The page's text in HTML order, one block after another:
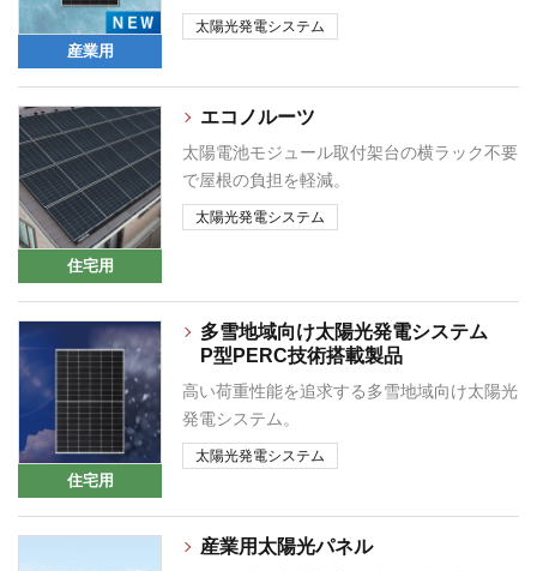
産業用
太陽光発電システム
住宅用
エコノルーツ
太陽電池モジュール取付架台の横ラック不要
で屋根の負担を軽減。
太陽光発電システム
住宅用
多雪地域向け太陽光発電システム
P型PERC技術搭載製品
高い荷重性能を追求する多雪地域向け太陽光
発電システム。
太陽光発電システム
産業用太陽光パネル